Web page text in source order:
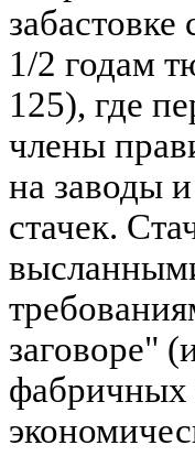
1/2 годам
125), где
члены
на заводы
стачек.
заговоре"
фабричных